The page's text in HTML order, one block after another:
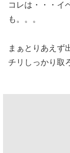
コレは・・・イ
も。。。
まぁとりあえず
チリしっかり取